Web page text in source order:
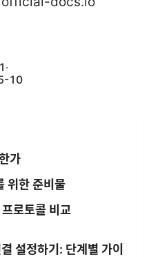
·
10
가
한 준비물
로토콜 비교
설정하기: 단계별 가이